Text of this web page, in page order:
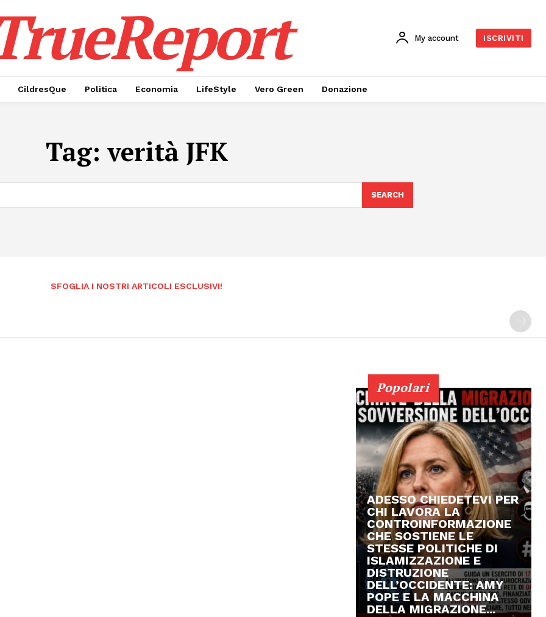
My account ISCRIVITI
CildresQue Politica Economia LifeStyle Vero Green Donazione
Tag: verità JFK
SEARCH
SFOGLIA I NOSTRI ARTICOLI ESCLUSIVI!
Popolari
ADESSO CHIEDETEVI PER
CHI LAVORA LA
CONTROINFORMAZIONE
CHE SOSTIENE LE
STESSE POLITICHE DI
ISLAMIZZAZIONE E
DISTRUZIONE
DELL’OCCIDENTE: AMY
POPE E LA MACCHINA
DELLA MIGRAZIONE...